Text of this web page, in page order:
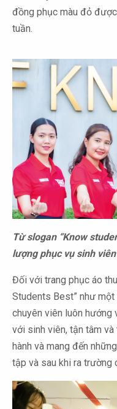
đồng phục màu đỏ
tuần.
Từ slogan “Know
lượng phục vụ sinh viên
Đối với trang phục áo
Students Best” như
chuyên viên luôn hướng
với sinh viên, tận tâm
hành và mang đến
tập và sau khi ra trường